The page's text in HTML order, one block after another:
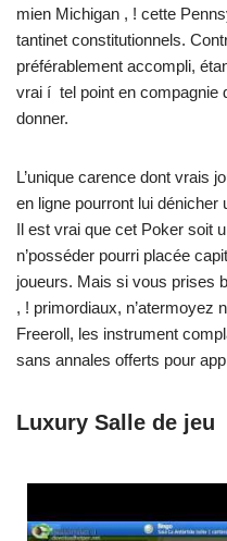
mien Michigan , ! cette
tantinet constitutionnels.
préférablement accompli,
vrai í tel point en compagnie
donner.
L’unique carence dont vrais
en ligne pourront lui dénicher
Il est vrai que cet Poker soit
n’posséder pourri placée
joueurs. Mais si vous prises
, ! primordiaux, n’atermoyez
Freeroll, les instrument
sans annales offerts pour
Luxury Salle de jeu